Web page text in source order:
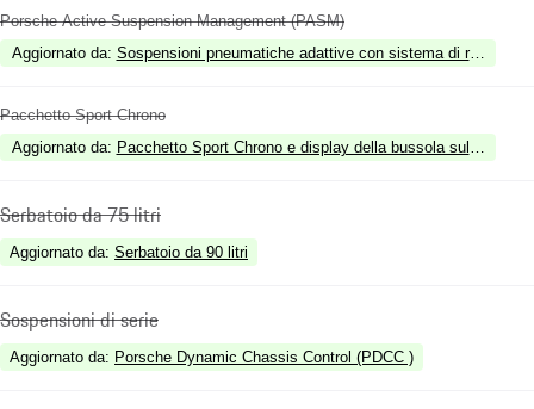
Porsche Active Suspension Management (PASM)
Aggiornato da: Sospensioni pneumatiche adattive con sistema di
Pacchetto Sport Chrono
Aggiornato da: Pacchetto Sport Chrono e display della bussola sul
Serbatoio da 75 litri
Aggiornato da: Serbatoio da 90 litri
Sospensioni di serie
Aggiornato da: Porsche Dynamic Chassis Control (PDCC )